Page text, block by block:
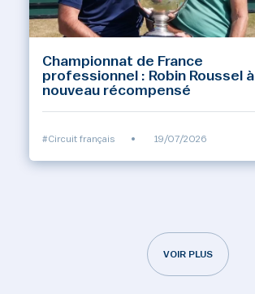
Championnat de France
professionnel : Robin Roussel à
nouveau récompensé
#Circuit français • 19/07/2026
VOIR PLUS